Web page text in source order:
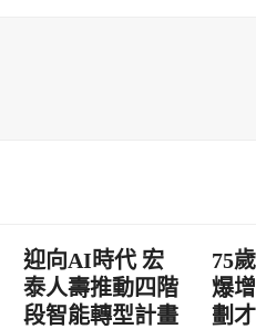
迎向AI時代 宏
泰人壽推動四階
段智能轉型計畫
75
爆
劃